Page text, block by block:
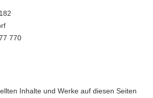
770
Inhalte und Werke auf diesen Seiten